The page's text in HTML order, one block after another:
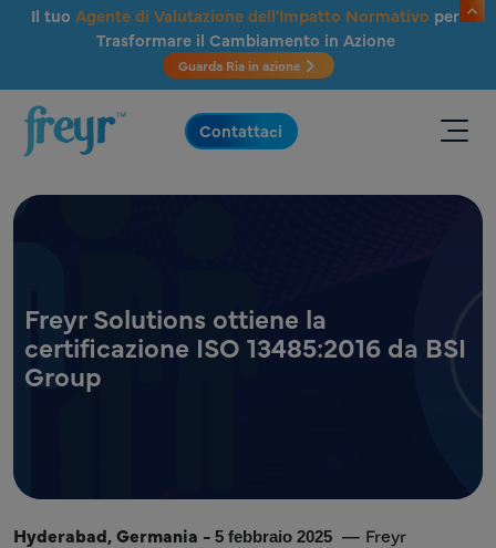
Salta al contenuto principale
Il tuo Agente di Valutazione dell'Impatto Normativo per
Trasformare il Cambiamento in Azione
Guarda Ria in azione
.
Contattaci
Freyr Solutions ottiene la
certificazione ISO 13485:2016 da BSI
Group
Hyderabad, Germania - 5 febbraio 2025 — Freyr